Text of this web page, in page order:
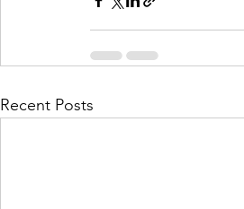
Recent Posts